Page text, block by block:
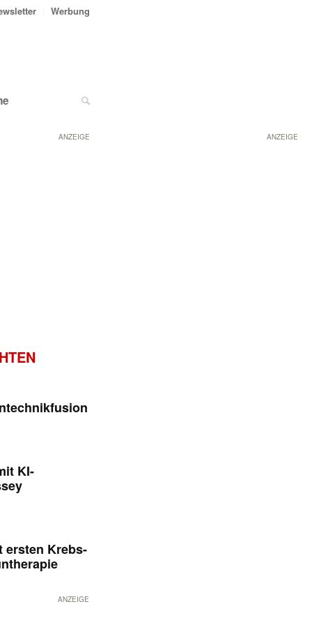
ANZEIGE
Werbung
ANZEIGE
KI-
ersten Krebs-
ANZEIGE